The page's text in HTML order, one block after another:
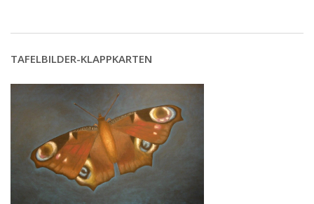
TAFELBILDER-KLAPPKARTEN